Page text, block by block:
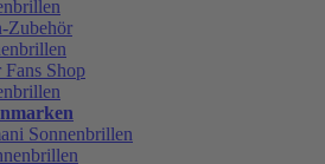
Zubehör
Shop
Sonnenbrillen